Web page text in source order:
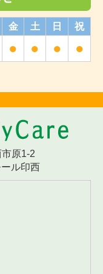
金 土 日 祝
● ● ● ●
原1-2
ル印西